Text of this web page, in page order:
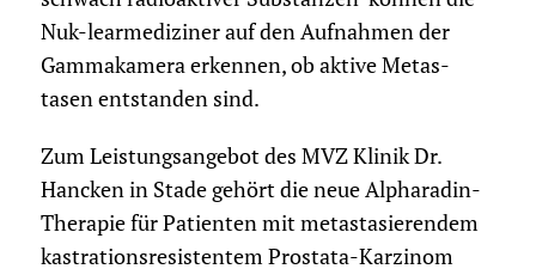
Nuk-learmediziner auf den Aufnahmen der
Gammakamera erkennen, ob aktive Metas-
tasen entstanden sind.
Zum Leistungsangebot des MVZ Klinik Dr.
Hancken in Stade gehört die neue Alpharadin-
Therapie für Patienten mit metastasierendem
kastrationsresistentem Prostata-Karzinom